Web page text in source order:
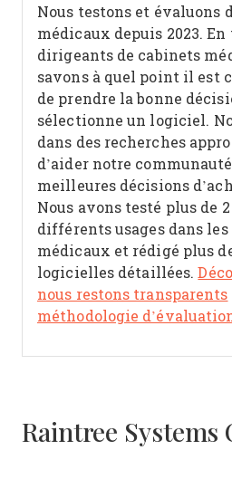
Nous testons et évaluons
médicaux depuis 2023. En
dirigeants de cabinets
savons à quel point il
de prendre la bonne
sélectionne un logiciel.
dans des recherches
d’aider notre
meilleures décisions
Nous avons testé plus de
différents usages dans
médicaux et rédigé plus
logicielles détaillées.
nous restons transparents
méthodologie
Raintree Systems